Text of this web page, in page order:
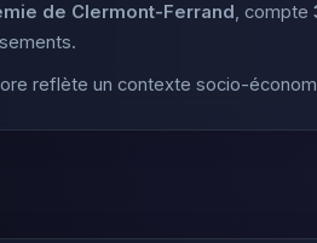
de Clermont-Ferrand, compte
reflète un contexte socio-